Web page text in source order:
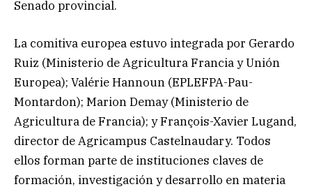
Senado provincial.
La comitiva europea estuvo integrada por Gerardo
Ruiz (Ministerio de Agricultura Francia y Unión
Europea); Valérie Hannoun (EPLEFPA-Pau-
Montardon); Marion Demay (Ministerio de
Agricultura de Francia); y François-Xavier Lugand,
director de Agricampus Castelnaudary. Todos
ellos forman parte de instituciones claves de
formación, investigación y desarrollo en materia